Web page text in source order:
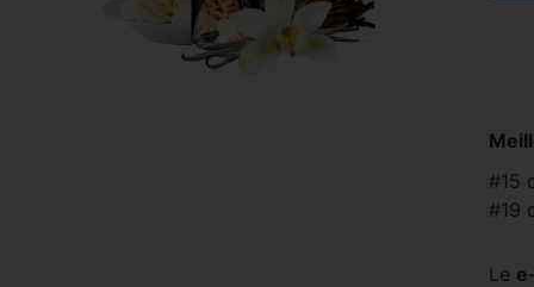
#15
#19
Le